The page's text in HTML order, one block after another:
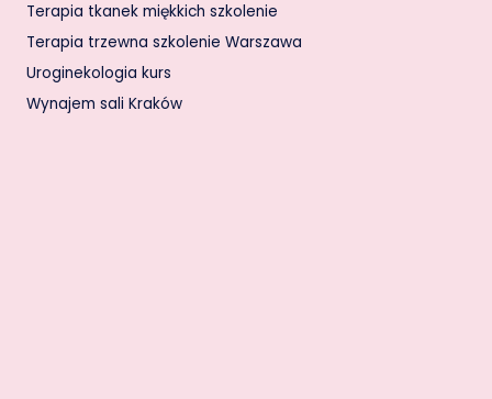
Terapia tkanek miękkich szkolenie
Terapia trzewna szkolenie Warszawa
Uroginekologia kurs
Wynajem sali Kraków